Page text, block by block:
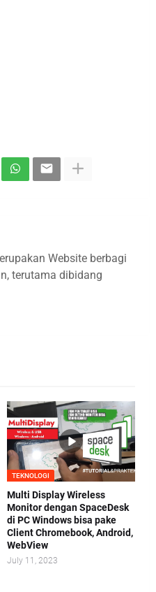
Website berbagi
terutama dibidang
TEKNOLOGI
Multi Display Wireless
Monitor dengan SpaceDesk
di PC Windows bisa pake
Client Chromebook, Android,
WebView
July 11, 2023